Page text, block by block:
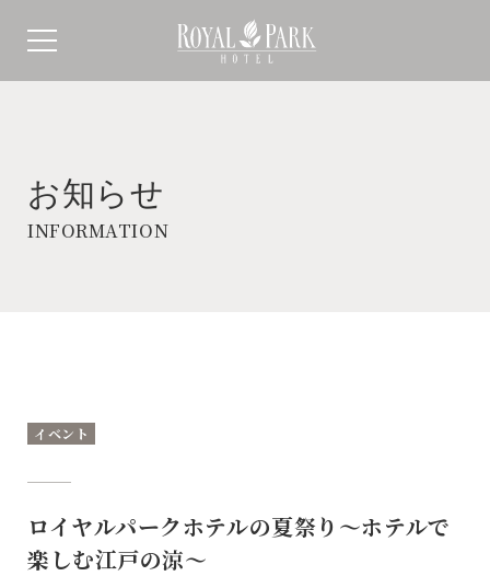
お知らせ
INFORMATION
イベント
ロイヤルパークホテルの夏祭り～ホテルで
楽しむ江戸の涼～